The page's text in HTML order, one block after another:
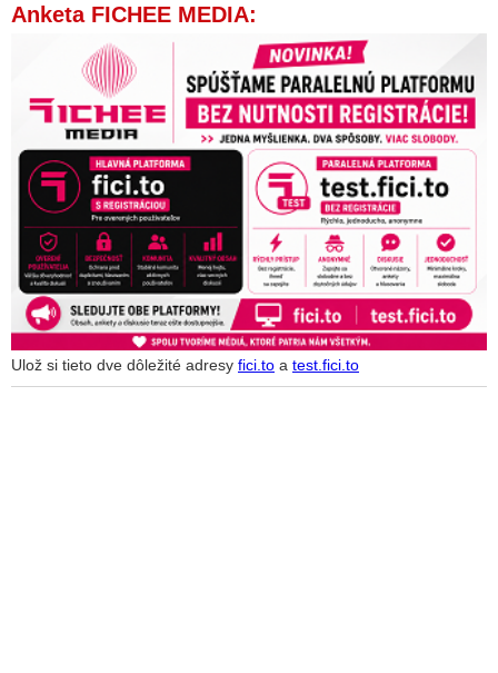
Anketa FICHEE MEDIA:
Ulož si tieto dve dôležité adresy fici.to a test.fici.to